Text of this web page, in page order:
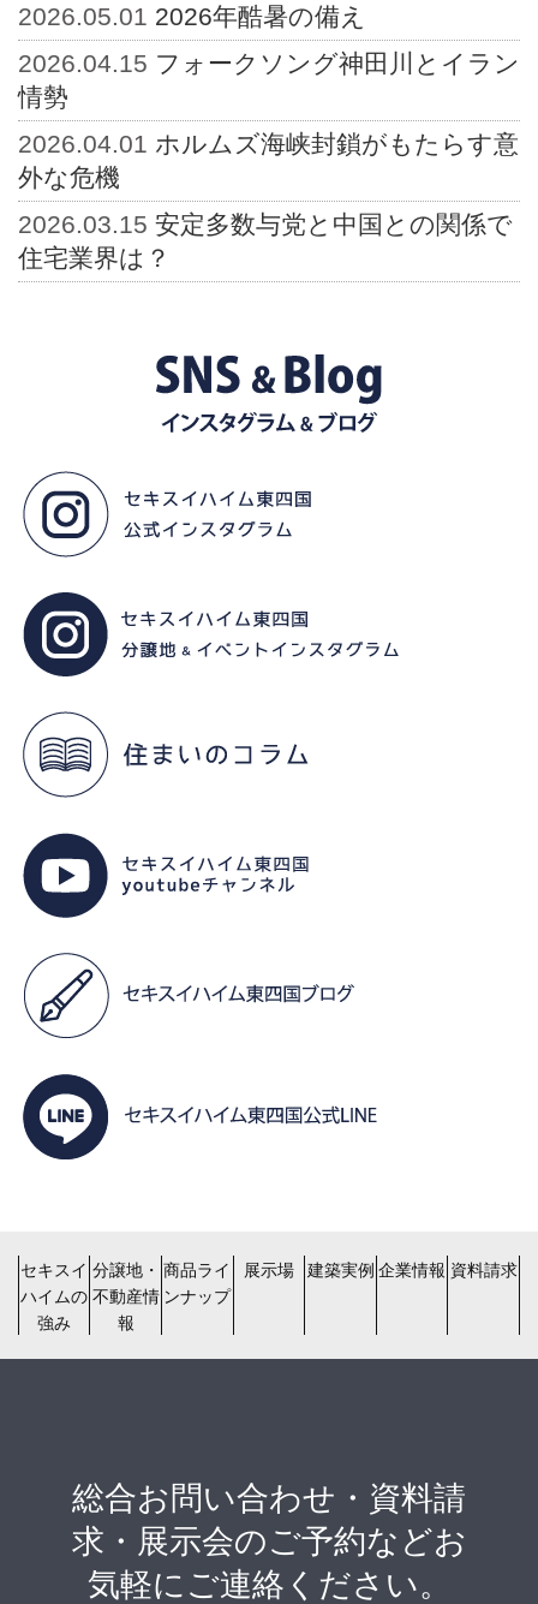
2026.05.01 2026年酷暑の備え
2026.04.15 フォークソング神田川とイラン
情勢
2026.04.01 ホルムズ海峡封鎖がもたらす意
外な危機
2026.03.15 安定多数与党と中国との関係で
住宅業界は？
セキスイ
ハイムの
強み
分譲地・
不動産情
報
商品ライ
ンナップ
展示場 建築実例 企業情報 資料請求
総合お問い合わせ・資料請
求・展示会のご予約などお
気軽にご連絡ください。